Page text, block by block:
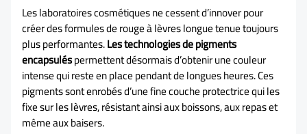
Les laboratoires cosmétiques ne cessent d’innover pour
créer des formules de rouge à lèvres longue tenue toujours
plus performantes.Les technologies de pigments
encapsuléspermettent désormais d’obtenir une couleur
intense qui reste en place pendant de longues heures. Ces
pigments sont enrobés d’une fine couche protectrice qui les
fixe sur les lèvres, résistant ainsi aux boissons, aux repas et
même aux baisers.